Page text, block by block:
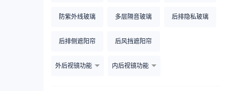
防紫外线玻璃 多层隔音玻璃 后排隐私玻璃
后排侧遮阳帘 后风挡遮阳帘
外后视镜功能 内后视镜功能